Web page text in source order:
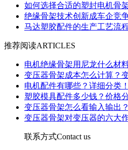
如何选择合适的塑封电机骨
绝缘骨架技术创新成车企竞
马达塑胶配件的生产工艺流
推荐阅读ARTICLES
电机绝缘骨架用尼龙什么材
变压器骨架成本怎么计算？
电机配件有哪些？详细分类！
塑胶模具配件多少钱？价格
变压器骨架怎么看输入输出
变压器骨架对变压器的六大
联系方式Contact us